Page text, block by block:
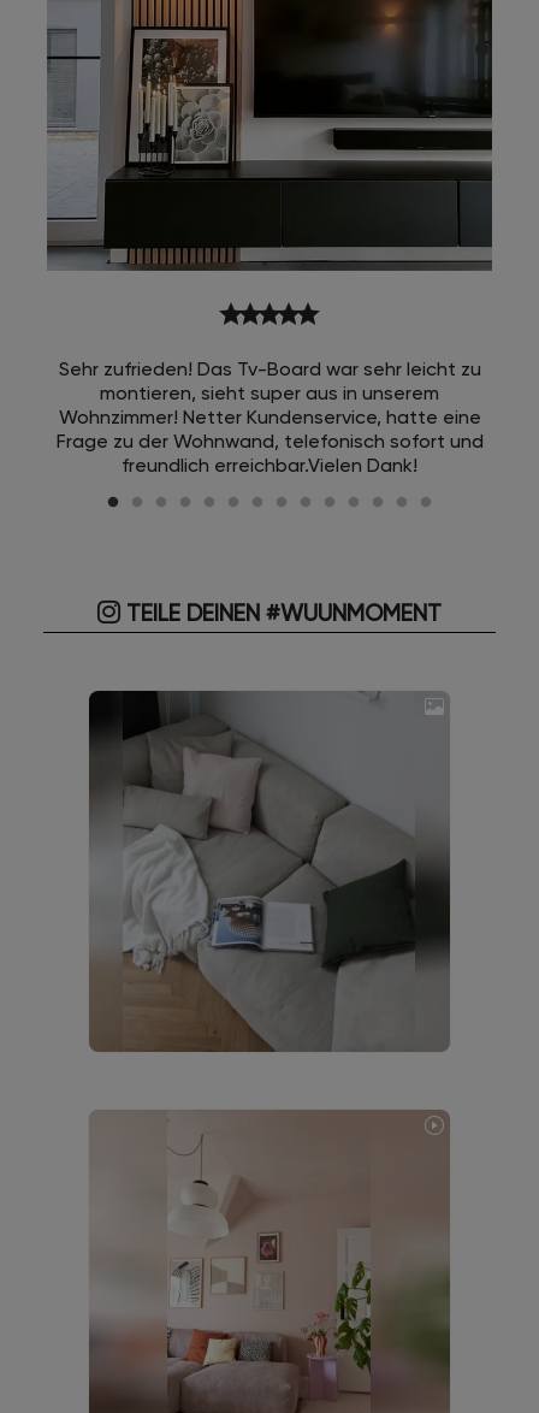
starstarstarstarstar
Sehr zufrieden! Das Tv-Board war sehr leicht zu
montieren, sieht super aus in unserem
Wohnzimmer! Netter Kundenservice, hatte eine
Frage zu der Wohnwand, telefonisch sofort und
freundlich erreichbar.Vielen Dank!
TEILE DEINEN #WUUNMOMENT